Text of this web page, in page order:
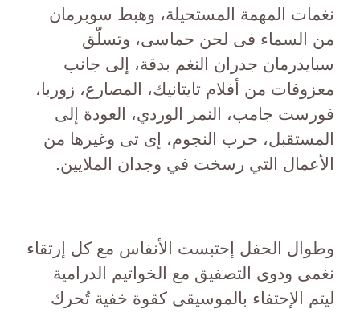
نغمات المهمة المستحيلة، وهبط سوبرمان
من السماء فى لحن حماسى، وتسلّق
سبايدرمان جدران النغم بدقة، إلى جانب
معزوفات من أفلام تايتانيك، المصارع، زوربا،
فورست جامب، النمر الوردي، العودة إلى
المستقبل، حرب النجوم، إى تى وغيرها من
الأعمال التي رسخت في وجدان الملايين.
وطوال الحفل إحتبست الأنفاس مع كل إرتقاء
نغمى ودوى التصفيق مع الخواتيم الدرامية
ليتم الإحتفاء بالموسيقى كقوة خفية تُحرك